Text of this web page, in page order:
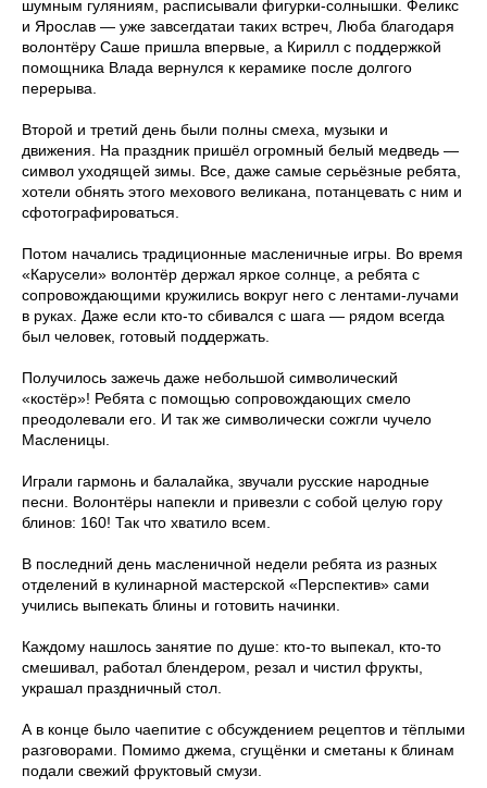
шумным гуляниям, расписывали фигурки-солнышки. Феликс
и Ярослав — уже завсегдатаи таких встреч, Люба благодаря
волонтёру Саше пришла впервые, а Кирилл с поддержкой
помощника Влада вернулся к керамике после долгого
перерыва.
Второй и третий день были полны смеха, музыки и
движения. На праздник пришёл огромный белый медведь —
символ уходящей зимы. Все, даже самые серьёзные ребята,
хотели обнять этого мехового великана, потанцевать с ним и
сфотографироваться.
Потом начались традиционные масленичные игры. Во время
«Карусели» волонтёр держал яркое солнце, а ребята с
сопровождающими кружились вокруг него с лентами-лучами
в руках. Даже если кто-то сбивался с шага — рядом всегда
был человек, готовый поддержать.
Получилось зажечь даже небольшой символический
«костёр»! Ребята с помощью сопровождающих смело
преодолевали его. И так же символически сожгли чучело
Масленицы.
Играли гармонь и балалайка, звучали русские народные
песни. Волонтёры напекли и привезли с собой целую гору
блинов: 160! Так что хватило всем.
В последний день масленичной недели ребята из разных
отделений в кулинарной мастерской «Перспектив» сами
учились выпекать блины и готовить начинки.
Каждому нашлось занятие по душе: кто-то выпекал, кто-то
смешивал, работал блендером, резал и чистил фрукты,
украшал праздничный стол.
А в конце было чаепитие с обсуждением рецептов и тёплыми
разговорами. Помимо джема, сгущёнки и сметаны к блинам
подали свежий фруктовый смузи.